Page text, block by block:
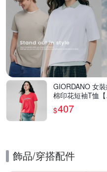
GIORDANO 女
棉印花短袖T恤
色任選】
$407
飾品​/​穿搭​配件